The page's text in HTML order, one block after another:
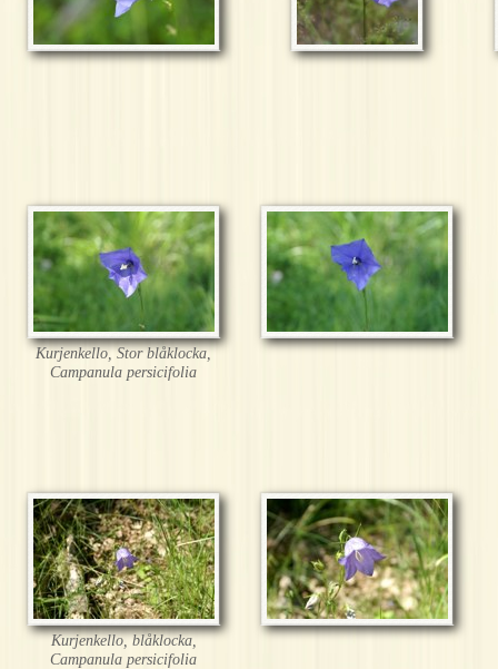
Kurjenkello, Stor blåklocka,
Campanula persicifolia
Kurjenkello, blåklocka,
Campanula persicifolia